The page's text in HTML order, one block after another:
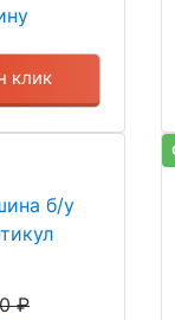
клик
б/у
₽